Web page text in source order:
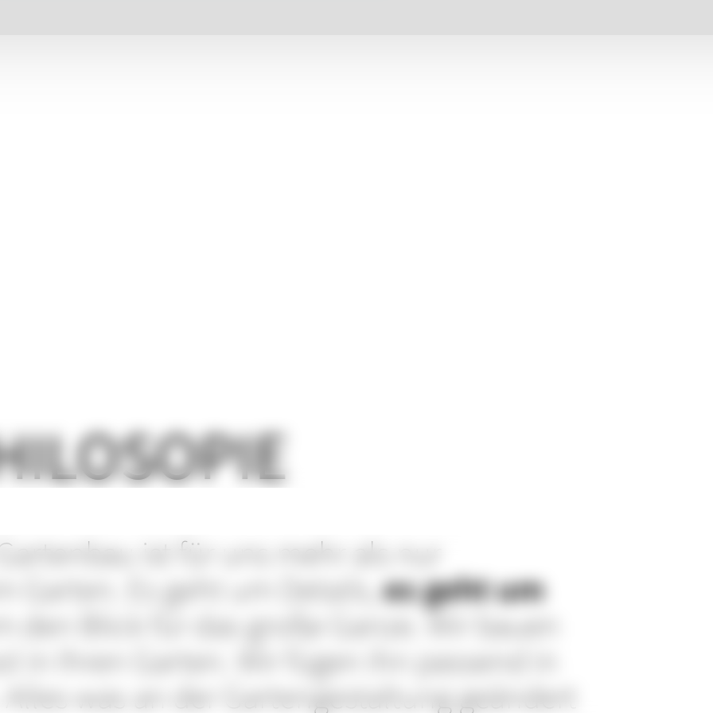
ist für uns mehr als nur
Garten. Es geht um Details,es geht um
Blick für das große Ganze. Wir bauen
Ihren Garten. Wir fügen ihn passend in
was an der Gartengestaltung geändert